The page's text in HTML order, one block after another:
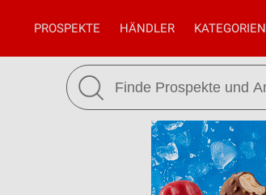
PROSPEKTE HÄNDLER KATEGORIEN